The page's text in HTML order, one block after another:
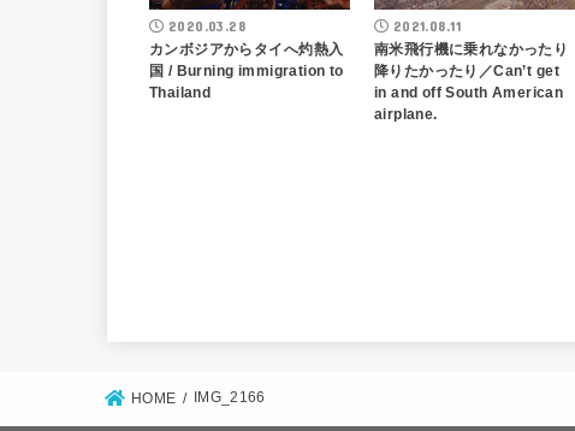
2020.03.28
カンボジアからタイへ灼熱入
国 / Burning immigration to
Thailand
2021.08.11
南米飛行機に乗れなかったり
降りたかったり／Can’t get
in and off South American
airplane.
HOME IMG_2166